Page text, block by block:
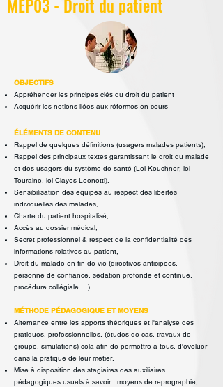
MEP03 - Droit du patient
OBJECTIFS
Appréhender les principes clés du droit du patient
Acquérir les notions liées aux réformes en cours
ÉLÉMENTS DE CONTENU
Rappel de quelques définitions (usagers malades patients),
Rappel des principaux textes garantissant le droit du malade
et des usagers du système de santé (Loi Kouchner, loi
Touraine, loi Clayes-Leonetti),
Sensibilisation des équipes au respect des libertés
individuelles des malades,
Charte du patient hospitalisé,
Accès au dossier médical,
Secret professionnel & respect de la confidentialité des
informations relatives au patient,
Droit du malade en fin de vie (directives anticipées,
personne de confiance, sédation profonde et continue,
procédure collégiale …).
MÉTHODE PÉDAGOGIQUE ET MOYENS
Alternance entre les apports théoriques et l'analyse des
pratiques, professionnelles, (études de cas, travaux de
groupe, simulations) cela afin de permettre à tous, d'évoluer
dans la pratique de leur métier,
Mise à disposition des stagiaires des auxiliaires
pédagogiques usuels à savoir : moyens de reprographie,